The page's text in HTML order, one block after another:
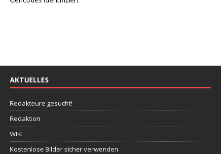
AKTUELLES
Redakteure gesucht!
Redaktion
WIKI
Kostenlose Bilder sicher verwenden